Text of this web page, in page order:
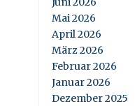
Mai 2026
April 2026
März 2026
Februar 2026
Januar 2026
Dezember 2025